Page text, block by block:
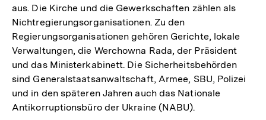
aus. Die Kirche und die Gewerkschaften zählen als
Nichtregierungsorganisationen. Zu den
Regierungsorganisationen gehören Gerichte, lokale
Verwaltungen, die Werchowna Rada, der Präsident
und das Ministerkabinett. Die Sicherheitsbehörden
sind Generalstaatsanwaltschaft, Armee, SBU, Polizei
und in den späteren Jahren auch das Nationale
Antikorruptionsbüro der Ukraine (NABU).